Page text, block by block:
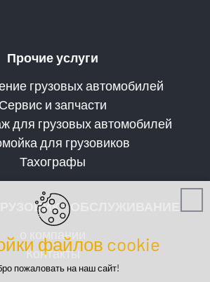
Прочие услуги
грузовых автомобилей
Сервис и запчасти
для грузовых автомобилей
для грузовиков
Тахографы
- ОБСЛУЖИВАНИЕ
о компании
Контакты
файлов cookie
пожаловать на наш сайт!